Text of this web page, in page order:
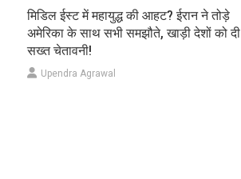
मिडिल ईस्ट में महायुद्ध की आहट? ईरान ने तोड़े
अमेरिका के साथ सभी समझौते, खाड़ी देशों को दी
सख्त चेतावनी!
Upendra Agrawal